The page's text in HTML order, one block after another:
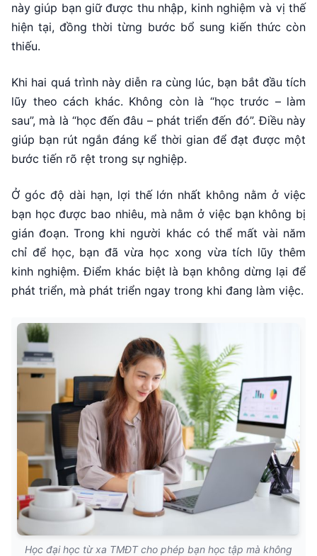
này giúp bạn giữ được thu nhập, kinh nghiệm và vị thế
hiện tại, đồng thời từng bước bổ sung kiến thức còn
thiếu.
Khi hai quá trình này diễn ra cùng lúc, bạn bắt đầu tích
lũy theo cách khác. Không còn là “học trước – làm
sau”, mà là “học đến đâu – phát triển đến đó”. Điều này
giúp bạn rút ngắn đáng kể thời gian để đạt được một
bước tiến rõ rệt trong sự nghiệp.
Ở góc độ dài hạn, lợi thế lớn nhất không nằm ở việc
bạn học được bao nhiêu, mà nằm ở việc bạn không bị
gián đoạn. Trong khi người khác có thể mất vài năm
chỉ để học, bạn đã vừa học xong vừa tích lũy thêm
kinh nghiệm. Điểm khác biệt là bạn không dừng lại để
phát triển, mà phát triển ngay trong khi đang làm việc.
Học đại học từ xa TMĐT cho phép bạn học tập mà không